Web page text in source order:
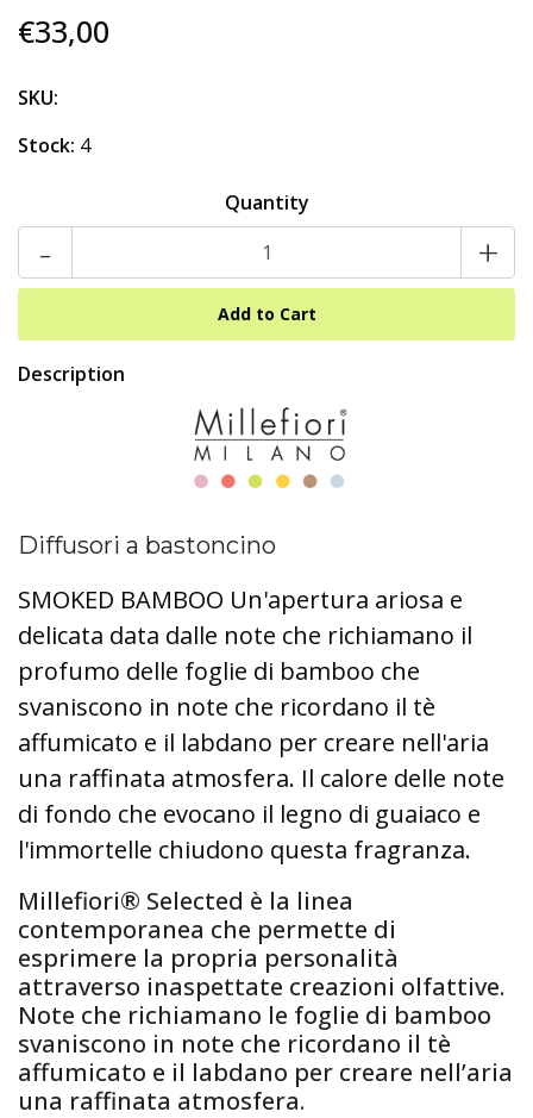
€33,00
SKU:
Stock: 4
Quantity
- +
Description
Diffusori a bastoncino
SMOKED BAMBOO Un'apertura ariosa e
delicata data dalle note che richiamano il
profumo delle foglie di bamboo che
svaniscono in note che ricordano il tè
affumicato e il labdano per creare nell'aria
una raffinata atmosfera. Il calore delle note
di fondo che evocano il legno di guaiaco e
l'immortelle chiudono questa fragranza.
Millefiori® Selected è la linea
contemporanea che permette di
esprimere la propria personalità
attraverso inaspettate creazioni olfattive.
Note che richiamano le foglie di bamboo
svaniscono in note che ricordano il tè
affumicato e il labdano per creare nell’aria
una raffinata atmosfera.